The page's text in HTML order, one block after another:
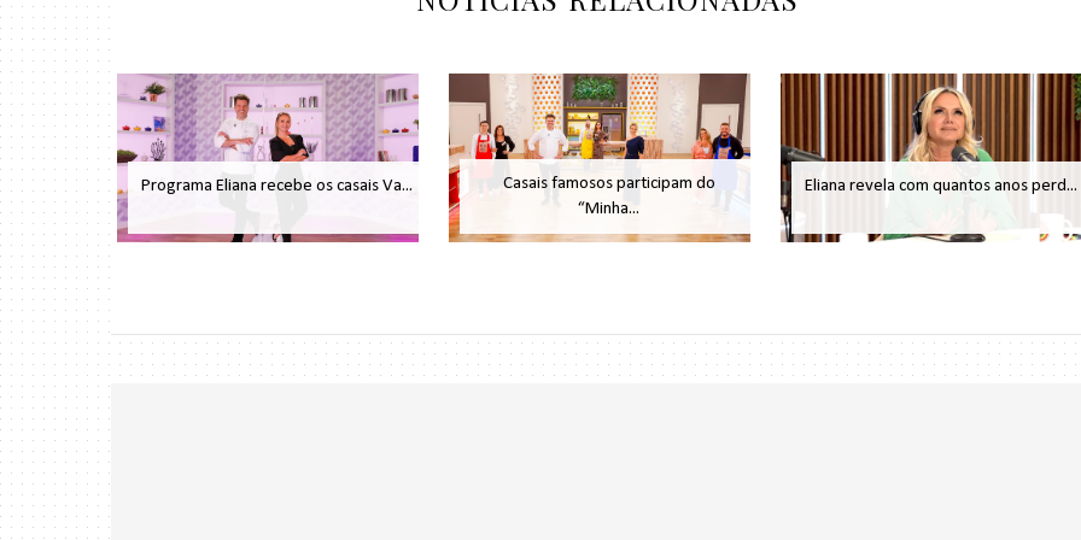
Programa Eliana recebe os casais Va...
Casais famosos participam do
“Minha...
Eliana revela com quantos anos perd...